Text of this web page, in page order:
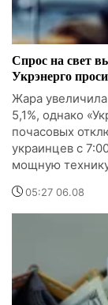
Спрос на свет
Укрэнерго
Жара
5,1%, однако
почасовых
украинцев с
мощную
05:27 06.08